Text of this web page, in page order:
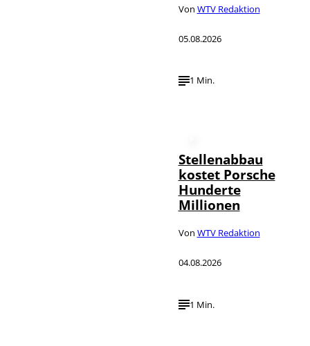
Von WTV Redaktion
05.08.2026
1 Min.
Stellenabbau
kostet Porsche
Hunderte
Millionen
Von WTV Redaktion
04.08.2026
1 Min.